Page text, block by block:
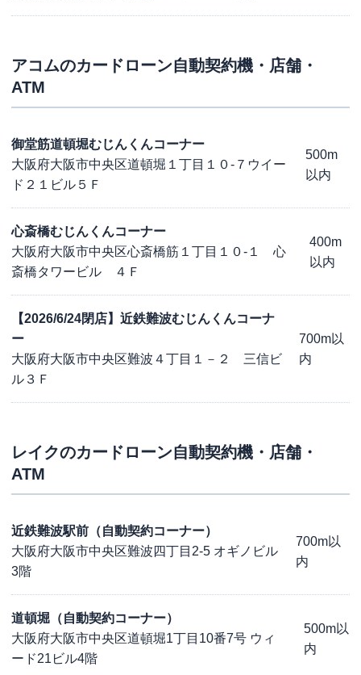
アコムのカードローン自動契約機・店舗・
ATM
御堂筋道頓堀むじんくんコーナー
大阪府大阪市中央区道頓堀１丁目１０-７ウイー
ド２１ビル５Ｆ
500m
以内
心斎橋むじんくんコーナー
大阪府大阪市中央区心斎橋筋１丁目１０-１ 心
斎橋タワービル ４Ｆ
400m
以内
【2026/6/24閉店】近鉄難波むじんくんコーナ
ー
大阪府大阪市中央区難波４丁目１－２ 三信ビ
ル３Ｆ
700m以
内
レイクのカードローン自動契約機・店舗・
ATM
近鉄難波駅前（自動契約コーナー）
大阪府大阪市中央区難波四丁目2-5 オギノビル
3階
700m以
内
道頓堀（自動契約コーナー）
大阪府大阪市中央区道頓堀1丁目10番7号 ウィ
ード21ビル4階
500m以
内